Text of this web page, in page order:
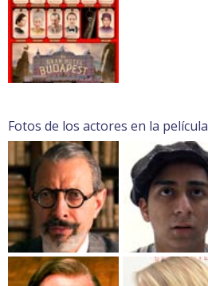
Fotos de los actores en la película